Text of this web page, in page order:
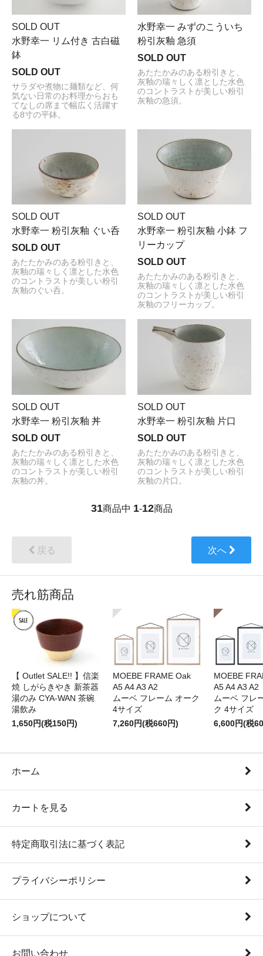
SOLD OUT
水野幸一 リム付き 古白磁
鉢
SOLD OUT
サラダや煮物に麺類など、何
気ない日常のお料理からおも
てなしの席まで幅広く活躍す
る8寸の平鉢。
水野幸一 みずのこういち
粉引灰釉 急須
SOLD OUT
あたたかみのある粉引きと、
灰釉の瑞々しく凛とした水色
のコントラストが美しい粉引
灰釉の急須。
SOLD OUT
水野幸一 粉引灰釉 ぐい呑
SOLD OUT
あたたかみのある粉引きと、
灰釉の瑞々しく凛とした水色
のコントラストが美しい粉引
灰釉のぐい呑。
SOLD OUT
水野幸一 粉引灰釉 小鉢 フ
リーカップ
SOLD OUT
あたたかみのある粉引きと、
灰釉の瑞々しく凛とした水色
のコントラストが美しい粉引
灰釉のフリーカップ。
SOLD OUT
水野幸一 粉引灰釉 丼
SOLD OUT
あたたかみのある粉引きと、
灰釉の瑞々しく凛とした水色
のコントラストが美しい粉引
灰釉の丼。
SOLD OUT
水野幸一 粉引灰釉 片口
SOLD OUT
あたたかみのある粉引きと、
灰釉の瑞々しく凛とした水色
のコントラストが美しい粉引
灰釉の片口。
31商品中 1-12商品
戻る 次へ
売れ筋商品
【 Outlet SALE!! 】信楽
焼 しがらきやき 新茶器
湯のみ CYA-WAN 茶碗
湯飲み
1,650円(税150円)
MOEBE FRAME Oak
A5 A4 A3 A2
ムーベ フレーム オーク
4サイズ
7,260円(税660円)
MOEBE
A5 A4 A3 A2
ムーベ フレ
ク 4サイズ
6,600円(税
ホーム
カートを見る
特定商取引法に基づく表記
プライバシーポリシー
ショップについて
お問い合わせ